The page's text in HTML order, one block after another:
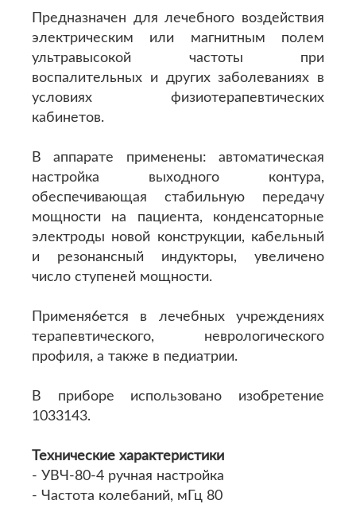
Предназначен для лечебного воздействия
электрическим или магнитным полем
ультравысокой частоты при
воспалительных и других заболеваниях в
условиях физиотерапевтических
кабинетов.
В аппарате применены: автоматическая
настройка выходного контура,
обеспечивающая стабильную передачу
мощности на пациента, конденсаторные
электроды новой конструкции, кабельный
и резонансный индукторы, увеличено
число ступеней мощности.
Применя6ется в лечебных учреждениях
терапевтического, неврологического
профиля, а также в педиатрии.
В приборе использовано изобретение
1033143.
Технические характеристики
- УВЧ-80-4 ручная настройка
- Частота колебаний, мГц 80